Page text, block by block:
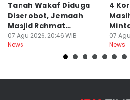
Tanah Wakaf Diduga
Diserobot, Jemaah
Masjid Rahmat
Surabaya Protes
07 Agu 2026, 20:46 WIB
News
4
07
News